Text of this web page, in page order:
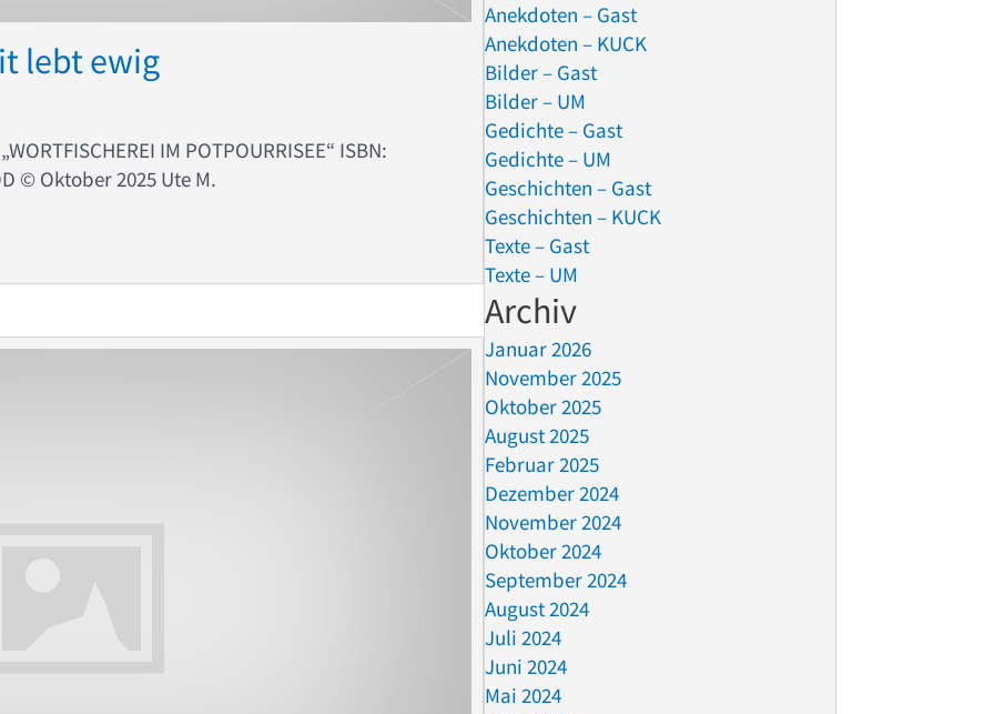
lebt ewig
IM POTPOURRISEE“ ISBN:
©️ Oktober 2025 Ute M.
Anekdoten – Gast
Anekdoten – KUCK
Bilder – Gast
Bilder – UM
Gedichte – Gast
Gedichte – UM
Geschichten – Gast
Geschichten – KUCK
Texte – Gast
Texte – UM
Archiv
Januar 2026
November 2025
Oktober 2025
August 2025
Februar 2025
Dezember 2024
November 2024
Oktober 2024
September 2024
August 2024
Juli 2024
Juni 2024
Mai 2024